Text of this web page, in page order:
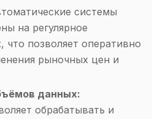
системы
на регулярное
что позволяет оперативно
рыночных цен и
данных:
обрабатывать и